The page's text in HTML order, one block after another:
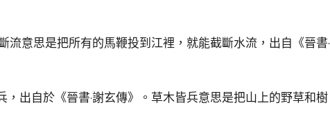
流意思是把所有的馬鞭投到江裡，就能截斷水流，出自《晉書·
出自於《晉書·謝玄傳》。草木皆兵意思是把山上的野草和樹